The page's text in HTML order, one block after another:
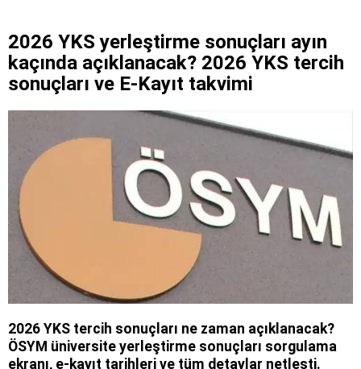
2026 YKS yerleştirme sonuçları ayın
kaçında açıklanacak? 2026 YKS tercih
sonuçları ve E-Kayıt takvimi
2026 YKS tercih sonuçları ne zaman açıklanacak?
ÖSYM üniversite yerleştirme sonuçları sorgulama
ekranı, e-kayıt tarihleri ve tüm detaylar netleşti.